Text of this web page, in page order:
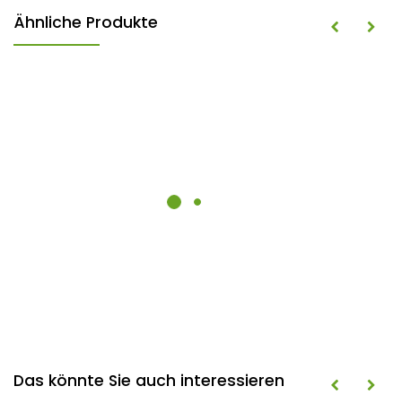
Ähnliche Produkte
Das könnte Sie auch interessieren